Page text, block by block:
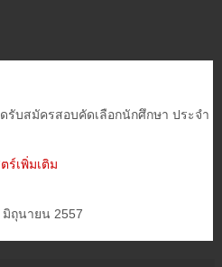
รับสมัครสอบคัดเลือกนักศึกษา ประจำ
ร์เพิ่มเติม
ถุนายน 2557